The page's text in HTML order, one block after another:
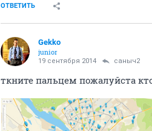
ОТВЕТИТЬ
Gekko
junior
19 сентября 2014 саныч2
ткните пальцем пожалуйста